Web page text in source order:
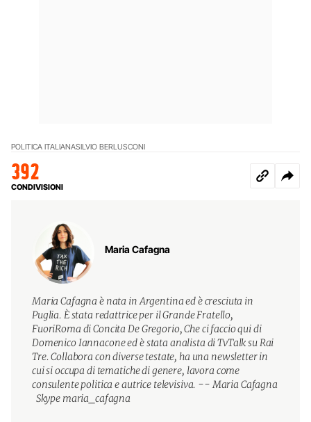
POLITICA ITALIANASILVIO BERLUSCONI
392
CONDIVISIONI
Maria Cafagna
Maria Cafagna è nata in Argentina ed è cresciuta in
Puglia. È stata redattrice per il Grande Fratello,
FuoriRoma di Concita De Gregorio, Che ci faccio qui di
Domenico Iannacone ed è stata analista di TvTalk su Rai
Tre. Collabora con diverse testate, ha una newsletter in
cui si occupa di tematiche di genere, lavora come
consulente politica e autrice televisiva. -- Maria Cafagna
Skype maria_cafagna